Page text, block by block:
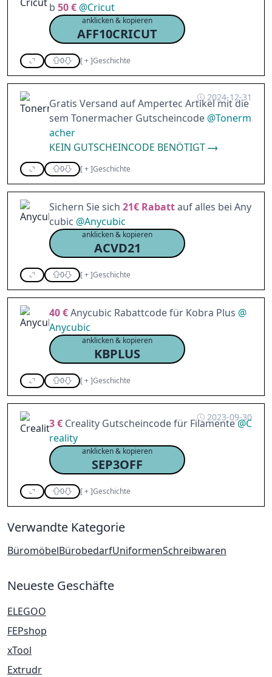
b 50 € @Cricut
anklicken & kopieren
AFF10CRICUT
0 [+]Geschichte
2024-12-31
Gratis Versand auf Ampertec Artikel mit die
sem Tonermacher Gutscheincode @Tonerm
acher
KEIN GUTSCHEINCODE BENÖTIGT
0 [+]Geschichte
Sichern Sie sich 21€ Rabattauf alles bei Any
cubic @Anycubic
anklicken & kopieren
ACVD21
0 [+]Geschichte
40 €Anycubic Rabattcode für Kobra Plus @
Anycubic
anklicken & kopieren
KBPLUS
0 [+]Geschichte
2023-09-30
3 € Creality Gutscheincode für Filamente@C
reality
anklicken & kopieren
SEP3OFF
0 [+]Geschichte
Verwandte Kategorie
BüromöbelBürobedarfUniformenSchreibwaren
Neueste Geschäfte
ELEGOO
FEPshop
xTool
Extrudr